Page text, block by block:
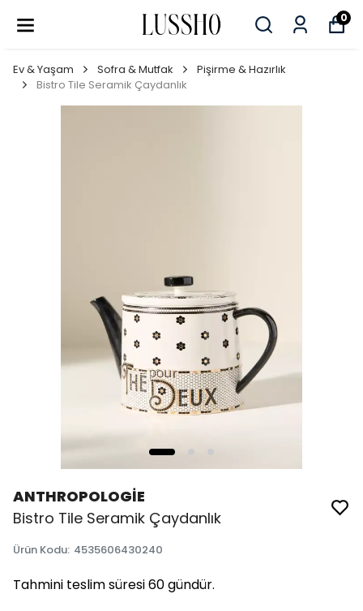
0
Ev & Yaşam Sofra & Mutfak
Pişirme & Hazırlık
Bistro Tile Seramik Çaydanlık
ANTHROPOLOGİE
Bistro Tile Seramik Çaydanlık
Ürün Kodu: 4535606430240
Tahmini teslim süresi 60 gündür.